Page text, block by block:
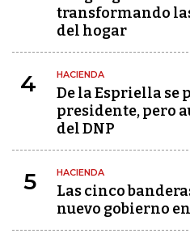
transformando
del hogar
4 HACIENDA
De la Espriella se
presidente, pero
del DNP
5 HACIENDA
Las cinco
nuevo gobierno